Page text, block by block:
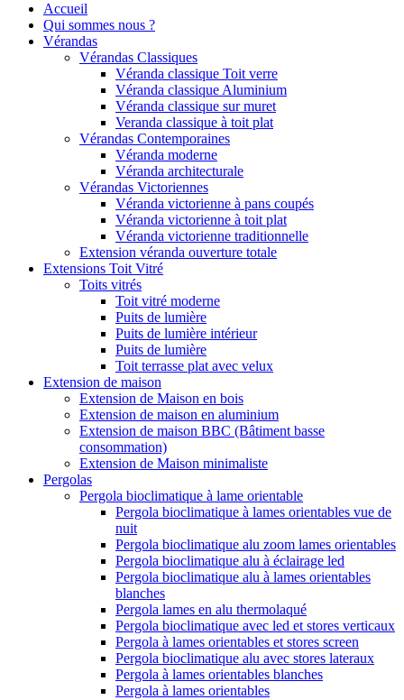
Accueil
Qui sommes nous ?
Vérandas
Vérandas Classiques
Véranda classique Toit verre
Véranda classique Aluminium
Véranda classique sur muret
Veranda classique à toit plat
Vérandas Contemporaines
Véranda moderne
Véranda architecturale
Vérandas Victoriennes
Véranda victorienne à pans coupés
Véranda victorienne à toit plat
Véranda victorienne traditionnelle
Extension véranda ouverture totale
Extensions Toit Vitré
Toits vitrés
Toit vitré moderne
Puits de lumière
Puits de lumière intérieur
Puits de lumière
Toit terrasse plat avec velux
Extension de maison
Extension de Maison en bois
Extension de maison en aluminium
Extension de maison BBC (Bâtiment basse
consommation)
Extension de Maison minimaliste
Pergolas
Pergola bioclimatique à lame orientable
Pergola bioclimatique à lames orientables vue de
nuit
Pergola bioclimatique alu zoom lames orientables
Pergola bioclimatique alu à éclairage led
Pergola bioclimatique alu à lames orientables
blanches
Pergola lames en alu thermolaqué
Pergola bioclimatique avec led et stores verticaux
Pergola à lames orientables et stores screen
Pergola bioclimatique alu avec stores lateraux
Pergola à lames orientables blanches
Pergola à lames orientables